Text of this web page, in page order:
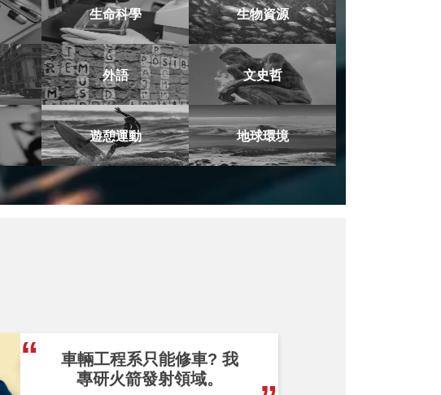
生命科學 生物資源
外語 文史哲
遊憩運動 地球環境
車輛工程系只能修車? 我
專研火箭發射領域。